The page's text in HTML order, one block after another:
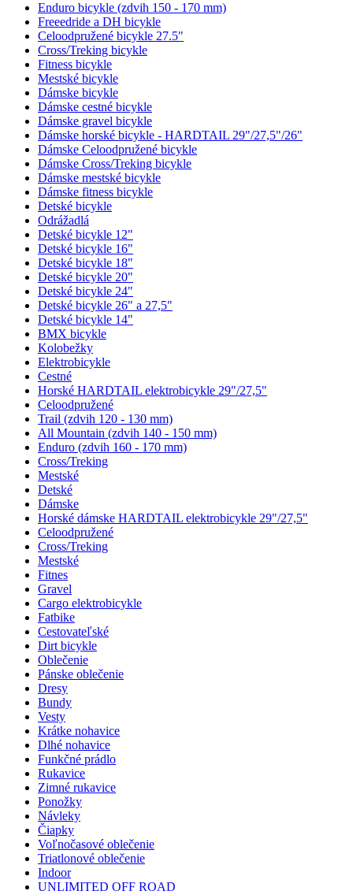
Enduro bicykle (zdvih 150 - 170 mm)
Freeedride a DH bicykle
Celoodpružené bicykle 27.5"
Cross/Treking bicykle
Fitness bicykle
Mestské bicykle
Dámske bicykle
Dámske cestné bicykle
Dámske gravel bicykle
Dámske horské bicykle - HARDTAIL 29"/27,5"/26"
Dámske Celoodpružené bicykle
Dámske Cross/Treking bicykle
Dámske mestské bicykle
Dámske fitness bicykle
Detské bicykle
Odrážadlá
Detské bicykle 12"
Detské bicykle 16"
Detské bicykle 18"
Detské bicykle 20"
Detské bicykle 24"
Detské bicykle 26" a 27,5"
Detské bicykle 14"
BMX bicykle
Kolobežky
Elektrobicykle
Cestné
Horské HARDTAIL elektrobicykle 29"/27,5"
Celoodpružené
Trail (zdvih 120 - 130 mm)
All Mountain (zdvih 140 - 150 mm)
Enduro (zdvih 160 - 170 mm)
Cross/Treking
Mestské
Detské
Dámske
Horské dámske HARDTAIL elektrobicykle 29"/27,5"
Celoodpružené
Cross/Treking
Mestské
Fitnes
Gravel
Cargo elektrobicykle
Fatbike
Cestovateľské
Dirt bicykle
Oblečenie
Pánske oblečenie
Dresy
Bundy
Vesty
Krátke nohavice
Dlhé nohavice
Funkčné prádlo
Rukavice
Zimné rukavice
Ponožky
Návleky
Čiapky
Voľnočasové oblečenie
Triatlonové oblečenie
Indoor
UNLIMITED OFF ROAD